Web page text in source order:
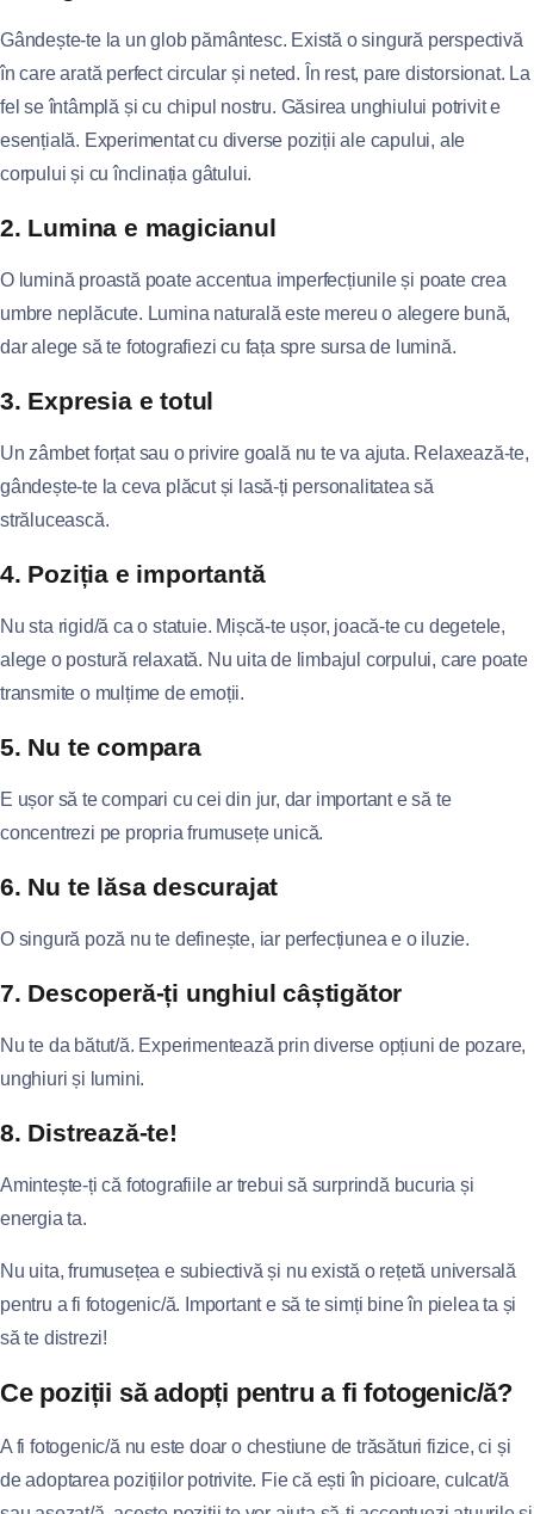
Gândește-te la un glob pământesc. Există o singură perspectivă
în care arată perfect circular și neted. În rest, pare distorsionat. La
fel se întâmplă și cu chipul nostru. Găsirea unghiului potrivit e
esențială. Experimentat cu diverse poziții ale capului, ale
corpului și cu înclinația gâtului.
2. Lumina e magicianul
O lumină proastă poate accentua imperfecțiunile și poate crea
umbre neplăcute. Lumina naturală este mereu o alegere bună,
dar alege să te fotografiezi cu fața spre sursa de lumină.
3. Expresia e totul
Un zâmbet forțat sau o privire goală nu te va ajuta. Relaxează-te,
gândește-te la ceva plăcut și lasă-ți personalitatea să
strălucească.
4. Poziția e importantă
Nu sta rigid/ă ca o statuie. Mișcă-te ușor, joacă-te cu degetele,
alege o postură relaxată. Nu uita de limbajul corpului, care poate
transmite o mulțime de emoții.
5. Nu te compara
E ușor să te compari cu cei din jur, dar important e să te
concentrezi pe propria frumusețe unică.
6. Nu te lăsa descurajat
O singură poză nu te definește, iar perfecțiunea e o iluzie.
7. Descoperă-ți unghiul câștigător
Nu te da bătut/ă. Experimentează prin diverse opțiuni de pozare,
unghiuri și lumini.
8. Distrează-te!
Amintește-ți că fotografiile ar trebui să surprindă bucuria și
energia ta.
Nu uita, frumusețea e subiectivă și nu există o rețetă universală
pentru a fi fotogenic/ă. Important e să te simți bine în pielea ta și
să te distrezi!
Ce poziții să adopți pentru a fi fotogenic/ă?
A fi fotogenic/ă nu este doar o chestiune de trăsături fizice, ci și
de adoptarea pozițiilor potrivite. Fie că ești în picioare, culcat/ă